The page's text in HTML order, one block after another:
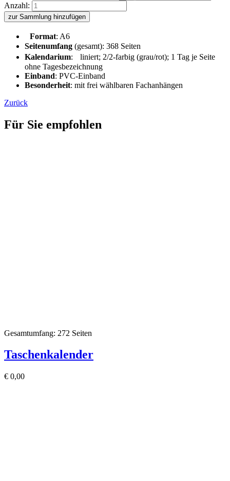
Anzahl:
zur Sammlung hinzufügen
Format: A6
Seitenumfang (gesamt): 368 Seiten
Kalendarium: liniert; 2/2-farbig (grau/rot); 1 Tag je Seite
ohne Tagesbezeichnung
Einband: PVC-Einband
Besonderheit: mit frei wählbaren Fachanhängen
Zurück
Für Sie empfohlen
Gesamtumfang: 272 Seiten
Taschenkalender
€ 0,00